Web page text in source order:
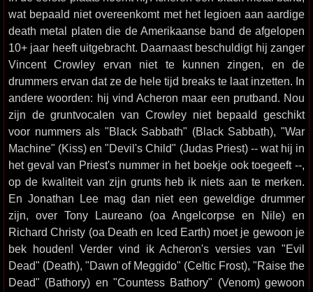
wat bepaald niet overeenkomt met het legioen aan aardige
death metal platen die de Amerikaanse band de afgelopen
10+ jaar heeft uitgebracht. Daarnaast beschuldigt hij zanger
Vincent Crowley ervan niet te kunnen zingen, en de
drummers ervan dat ze de hele tijd breaks te laat inzetten. In
andere woorden: hij vind Acheron maar een prutband. Nou
zijn de gruntvocalen van Crowley niet bepaald geschikt
voor nummers als "Black Sabbath" (Black Sabbath), "War
Machine" (Kiss) en "Devil's Child" (Judas Priest) -- wat hij in
het geval van Priest's nummer in het boekje ook toegeeft --,
op de kwaliteit van zijn grunts heb ik niets aan te merken.
En Jonathan Lee mag dan niet een geweldige drummer
zijn, over Tony Laureano (oa Angelcorpse en Nile) en
Richard Christy (oa Death en Iced Earth) moet je gewoon je
bek houden! Verder vind ik Acheron's versies van "Evil
Dead" (Death), "Dawn of Meggido" (Celtic Frost), "Raise the
Dead" (Bathory) en "Countess Bathory" (Venom) gewoon